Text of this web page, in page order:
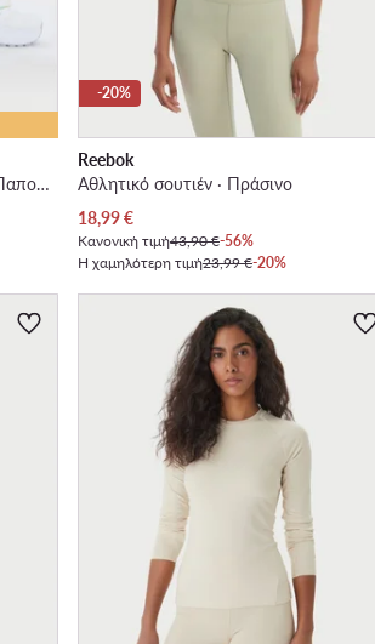
CEO ERS TRAINER 100227491 · Παπούτσια για Γυμναστήριο
-20%
Reebok
Αθλητικό σουτιέν · Πράσινο
Τρέχουσα τιμή
18,99€
Κανονική τιμή43,90 €-56%
Η χαμηλότερη τιμή23,99 €-20%